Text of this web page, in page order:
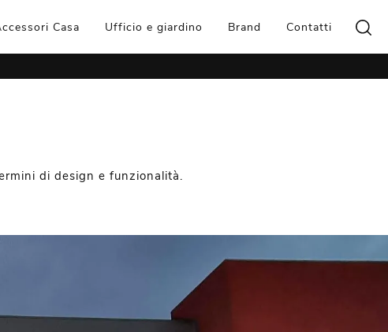
Casa Ufficio e giardino Brand Contatti
di design e funzionalità.